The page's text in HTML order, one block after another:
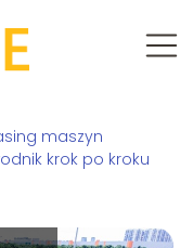
maszyn
krok po kroku